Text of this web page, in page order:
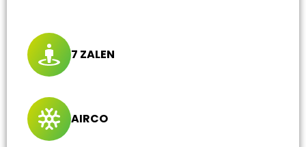
7 ZALEN
AIRCO